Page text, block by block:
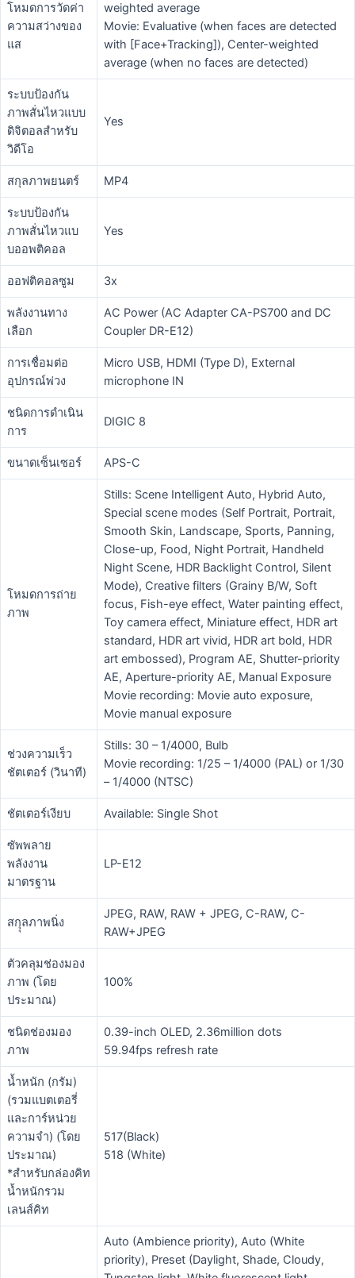
โหมดการวัดค่า
ความสว่างของ
แส
weighted average
Movie: Evaluative (when faces are detected
with [Face+Tracking]), Center-weighted
average (when no faces are detected)
ระบบป้องกัน
ภาพสั่นไหวแบบ
ดิจิตอลสำหรับ
วิดีโอ
Yes
สกุลภาพยนตร์ MP4
ระบบป้องกัน
ภาพสั่นไหวแบ
บออพติคอล
Yes
ออฟติคอลซูม 3x
พลังงานทาง
เลือก
AC Power (AC Adapter CA-PS700 and DC
Coupler DR-E12)
การเชื่อมต่อ
อุปกรณ์พ่วง
Micro USB, HDMI (Type D), External
microphone IN
ชนิดการดำเนิน
การ
DIGIC 8
ขนาดเซ็นเซอร์ APS-C
โหมดการถ่าย
ภาพ
Stills: Scene Intelligent Auto, Hybrid Auto,
Special scene modes (Self Portrait, Portrait,
Smooth Skin, Landscape, Sports, Panning,
Close-up, Food, Night Portrait, Handheld
Night Scene, HDR Backlight Control, Silent
Mode), Creative filters (Grainy B/W, Soft
focus, Fish-eye effect, Water painting effect,
Toy camera effect, Miniature effect, HDR art
standard, HDR art vivid, HDR art bold, HDR
art embossed), Program AE, Shutter-priority
AE, Aperture-priority AE, Manual Exposure
Movie recording: Movie auto exposure,
Movie manual exposure
ช่วงความเร็ว
ชัตเตอร์ (วินาที)
Stills: 30 – 1/4000, Bulb
Movie recording: 1/25 – 1/4000 (PAL) or 1/30
– 1/4000 (NTSC)
ชัตเตอร์เงียบ Available: Single Shot
ซัพพลาย
พลังงาน
มาตรฐาน
LP-E12
สกุุลภาพนิ่ง
JPEG, RAW, RAW + JPEG, C-RAW, C-
RAW+JPEG
ตัวคลุมช่องมอง
ภาพ (โดย
ประมาณ)
100%
ชนิดช่องมอง
ภาพ
0.39-inch OLED, 2.36million dots
59.94fps refresh rate
น้ำหนัก (กรัม)
(รวมแบตเตอรี่
และการ์หน่วย
ความจำ) (โดย
ประมาณ)
*สำหรับกล่องคิท
น้ำหนักรวม
เลนส์คิท
517(Black)
518 (White)
Auto (Ambience priority), Auto (White
priority), Preset (Daylight, Shade, Cloudy,